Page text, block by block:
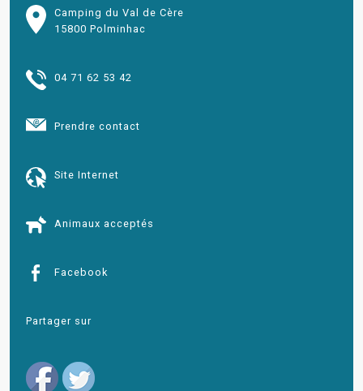
Camping du Val de Cère
15800 Polminhac
04 71 62 53 42
Prendre contact
Site Internet
Animaux acceptés
Facebook
Partager sur